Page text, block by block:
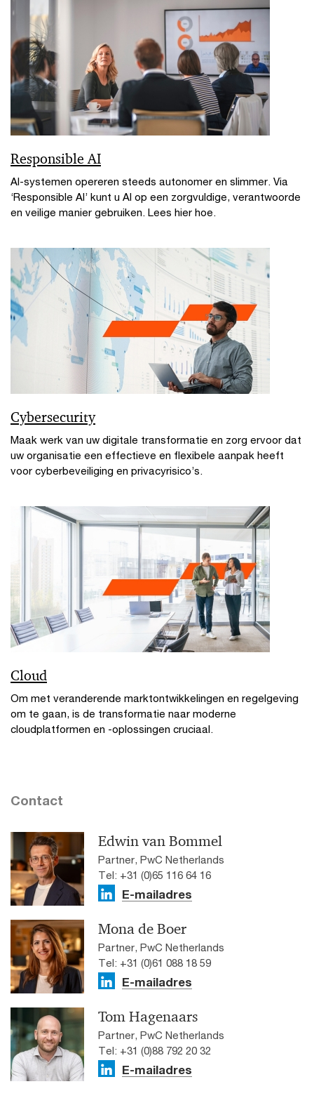
Responsible AI
AI-systemen opereren steeds autonomer en slimmer. Via
‘Responsible AI’ kunt u AI op een zorgvuldige, verantwoorde
en veilige manier gebruiken. Lees hier hoe.
Cybersecurity
Maak werk van uw digitale transformatie en zorg ervoor dat
uw organisatie een effectieve en flexibele aanpak heeft
voor cyberbeveiliging en privacyrisico’s.
Cloud
Om met veranderende marktontwikkelingen en regelgeving
om te gaan, is de transformatie naar moderne
cloudplatformen en -oplossingen cruciaal.
Contact
Edwin van Bommel
Partner, PwC Netherlands
Tel: +31 (0)65 116 64 16
E-mailadres
Mona de Boer
Partner, PwC Netherlands
Tel: +31 (0)61 088 18 59
E-mailadres
Tom Hagenaars
Partner, PwC Netherlands
Tel: +31 (0)88 792 20 32
E-mailadres